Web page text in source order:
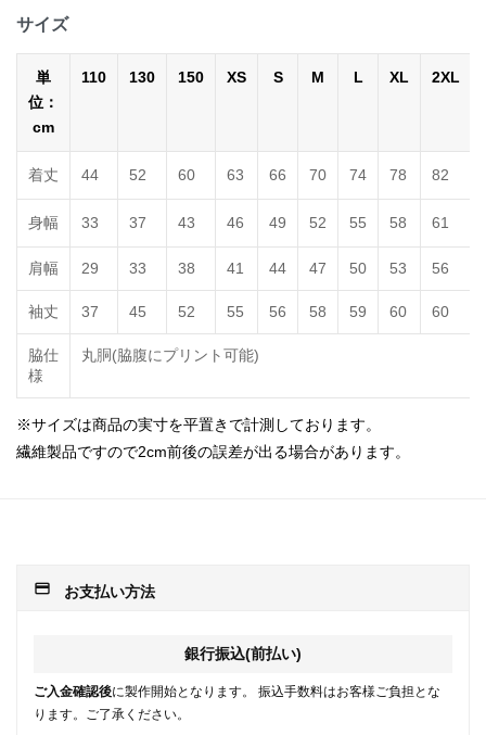
サイズ
単
位：
cm
110 130 150 XS S M L XL 2XL
着丈 44 52 60 63 66 70 74 78 82
身幅 33 37 43 46 49 52 55 58 61
肩幅 29 33 38 41 44 47 50 53 56
袖丈 37 45 52 55 56 58 59 60 60
脇仕
様
丸胴(脇腹にプリント可能)
※サイズは商品の実寸を平置きで計測しております。
繊維製品ですので2cm前後の誤差が出る場合があります。
payment お支払い方法
銀行振込(前払い)
ご入金確認後に製作開始となります。 振込手数料はお客様ご負担とな
ります。ご了承ください。